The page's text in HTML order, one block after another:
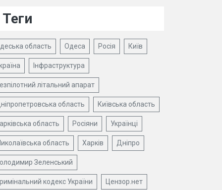
Теги
область Одеса Росія Київ
Інфраструктура
літальний апарат
область Київська область
область Росіяни Українці
область Харків Дніпро
Зеленський
кодекс України Цензор.нет